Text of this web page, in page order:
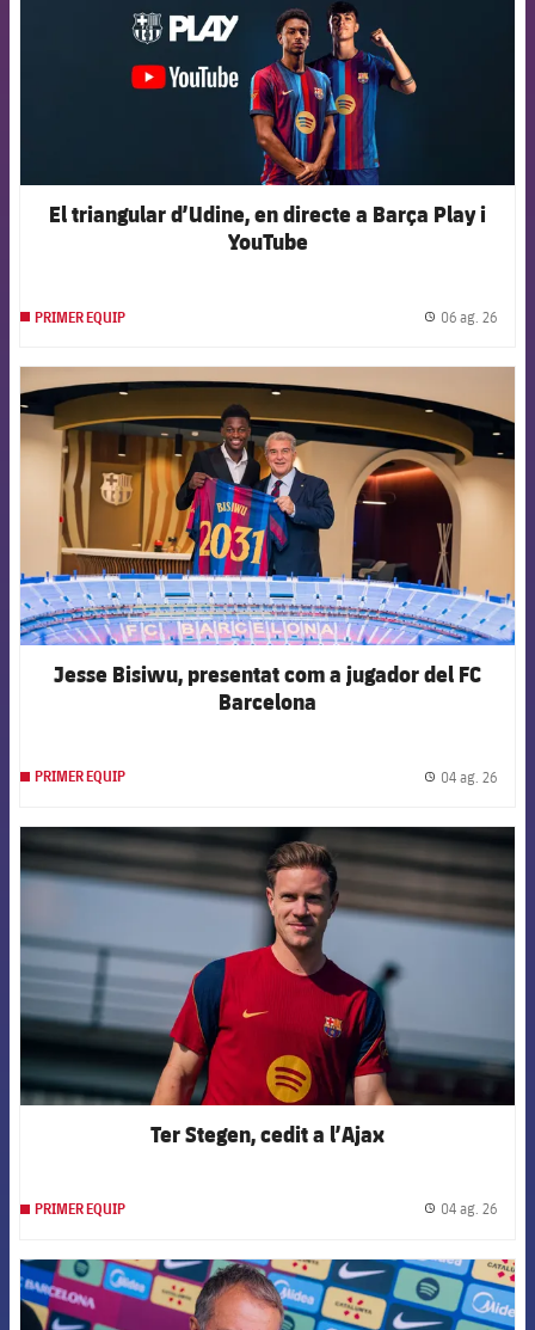
El triangular d’Udine, en directe a Barça Play i
YouTube
PRIMER EQUIP 06 ag. 26
Jesse Bisiwu, presentat com a jugador del FC
Barcelona
PRIMER EQUIP 04 ag. 26
FCB Barcelona badge
Ter Stegen, cedit a l’Ajax
PRIMER EQUIP 04 ag. 26
FCB Barcelona badge